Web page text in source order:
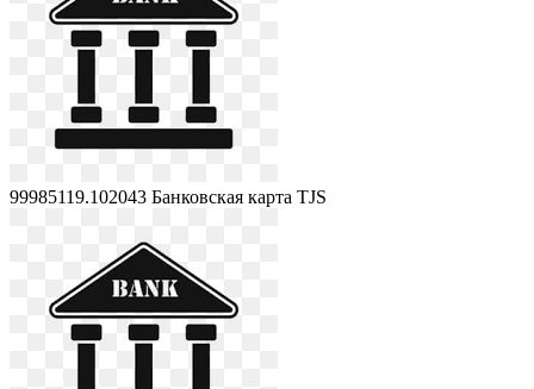
99985119.102043 Банковская карта TJS